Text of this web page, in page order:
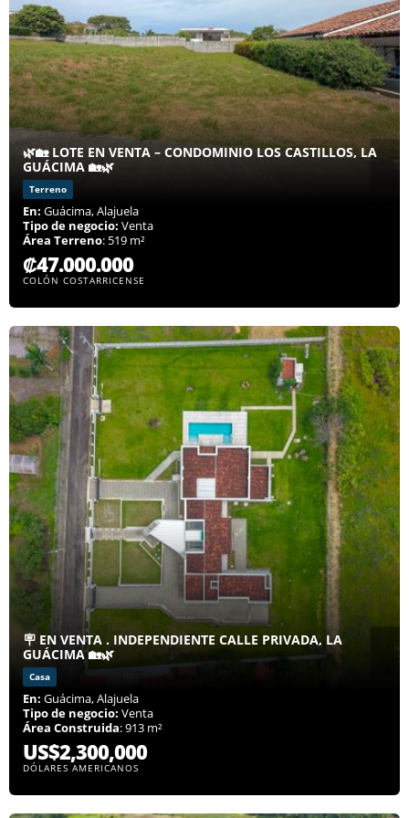
🌿🏡 LOTE EN VENTA – CONDOMINIO LOS CASTILLOS, LA
GUÁCIMA 🏡🌿
Terreno
En: Guácima, Alajuela
Tipo de negocio: Venta
Área Terreno: 519 m²
₡47.000.000
COLÓN COSTARRICENSE
🪧 EN VENTA . INDEPENDIENTE CALLE PRIVADA, LA
GUÁCIMA 🏡🌿
Casa
En: Guácima, Alajuela
Tipo de negocio: Venta
Área Construida: 913 m²
US$2,300,000
DÓLARES AMERICANOS